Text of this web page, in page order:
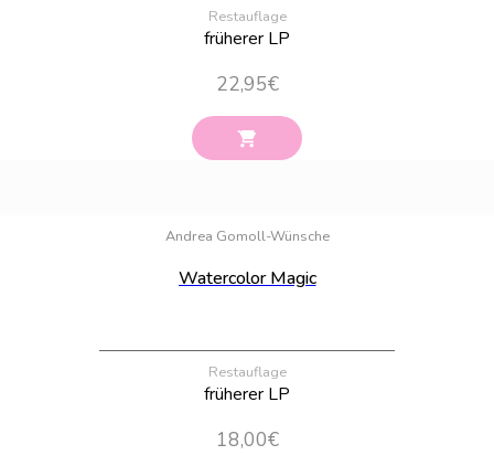
Restauflage
früherer LP
22,95€
Andrea Gomoll-Wünsche
Watercolor Magic
Restauflage
früherer LP
18,00€